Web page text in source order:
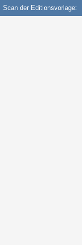
Scan der Editionsvorlage: